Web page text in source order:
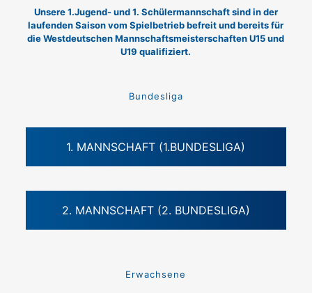
Unsere 1.Jugend- und 1. Schülermannschaft sind in der
laufenden Saison vom Spielbetrieb befreit und bereits für
die Westdeutschen Mannschaftsmeisterschaften U15 und
U19 qualifiziert.
Bundesliga
1. MANNSCHAFT (1.BUNDESLIGA)
2. MANNSCHAFT (2. BUNDESLIGA)
Erwachsene